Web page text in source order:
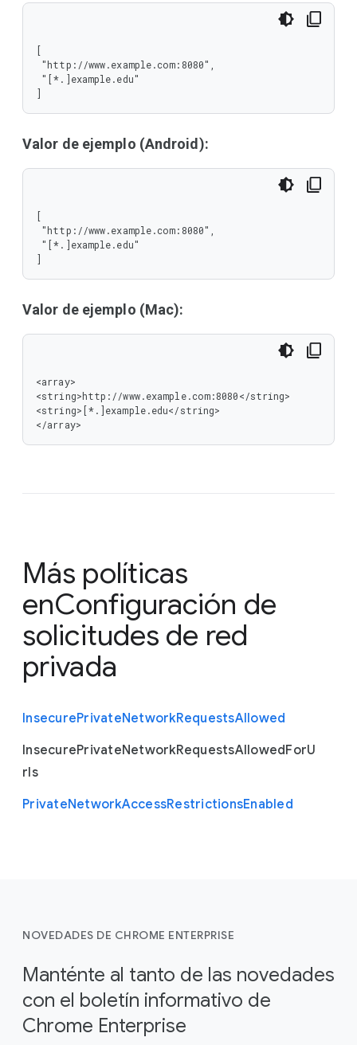
[
]
Valor de ejemplo (Android):
[
]
Valor de ejemplo (Mac):
<array>
<string>http://www.example.com:8080</string>
<string>[*.]example.edu</string>
</array>
Más políticas
enConfiguración de
solicitudes de red
privada
InsecurePrivateNetworkRequestsAllowed
InsecurePrivateNetworkRequestsAllowedForU
rls
PrivateNetworkAccessRestrictionsEnabled
NOVEDADES DE CHROME ENTERPRISE
Manténte al tanto de las novedades
con el boletín informativo de
Chrome Enterprise